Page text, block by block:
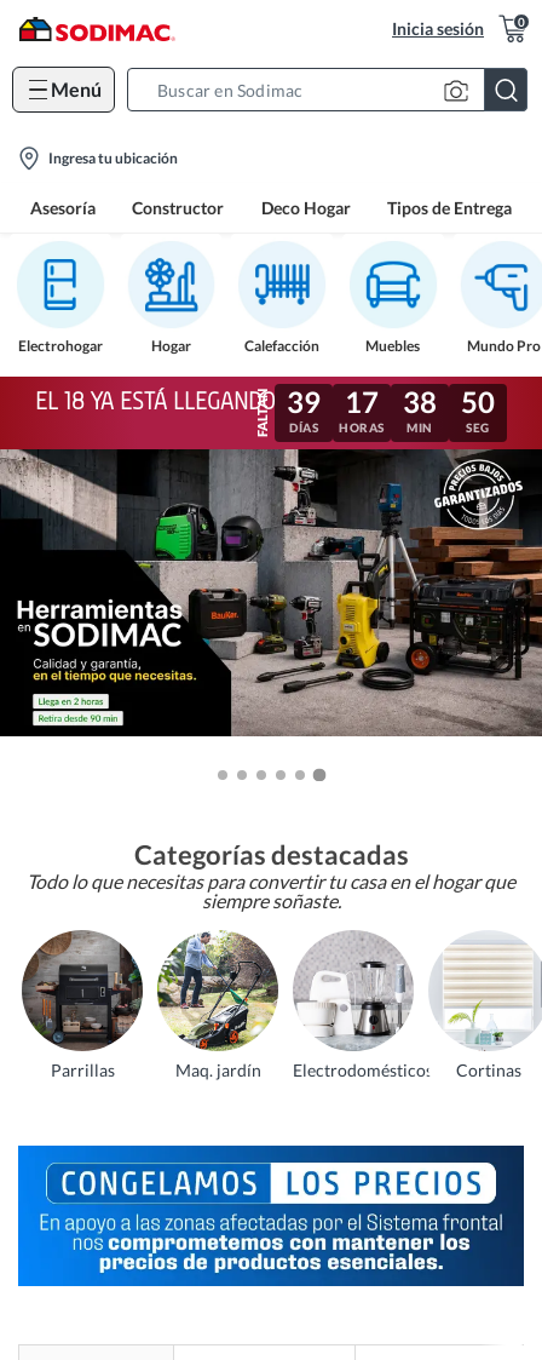
Inicia sesión 0
Menú
location-
Ingresa tu ubicación
Asesoría Constructor Deco Hogar Tipos de Entrega
Electrohogar Hogar Calefacción Muebles Mundo Pro
EL 18 YA ESTÁ LLEGANDO 39
DÍAS
17
HORAS
38
MIN
47
SEG
Categorías destacadas
Todo lo que necesitas para convertir tu casa en el hogar que
siempre soñaste.
Parrillas Maq. jardín Electrodomésticos Cortinas